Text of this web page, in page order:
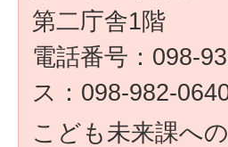
第二庁舎1階
電話番号：098-
ス：098-982-
こども未来課へ